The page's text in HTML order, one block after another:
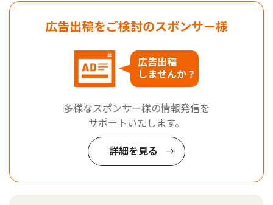
広告出稿をご検討のスポンサー様
広告出稿
しませんか？
多様なスポンサー様の情報発信を
サポートいたします。
詳細を見る